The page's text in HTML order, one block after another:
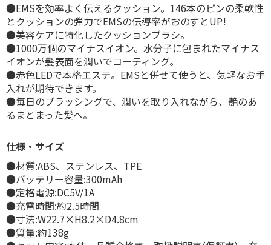
●EMSを効率よく伝えるクッション。146本のピンの柔軟性
とクッションの弾力でEMSの伝導率がおのずとUP!
●美容ケアに特化したクッションブラシ。
●1000万個のマイナスイオン。水分子に包まれたマイナス
イオンが髪表面を潤いでコーティング。
●赤色LEDで本格エステ。EMSと併せて使うと、気軽なお手
入れが期待できます。
●毎日のブラッシングで、潤いを取り入れながら、艶のあ
るまとまった髪へ。
仕様・サイズ
●材質:ABS、ステンレス、TPE
●バッテリー容量:300mAh
●定格電源:DC5V/1A
●充電時間:約2.5時間
●寸法:W22.7×H8.2×D4.8cm
●質量:約138g